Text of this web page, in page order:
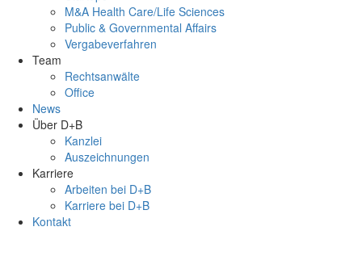
M&A Health Care/Life Sciences
Public & Governmental Affairs
Vergabeverfahren
Team
Rechtsanwälte
Office
News
Über D+B
Kanzlei
Auszeichnungen
Karriere
Arbeiten bei D+B
Karriere bei D+B
Kontakt